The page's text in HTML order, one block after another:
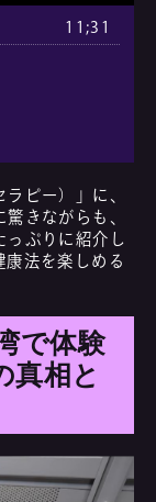
11;31
ピー）」に、
きながらも、
っぷりに紹介し
康法を楽しめる
で体験
真相と